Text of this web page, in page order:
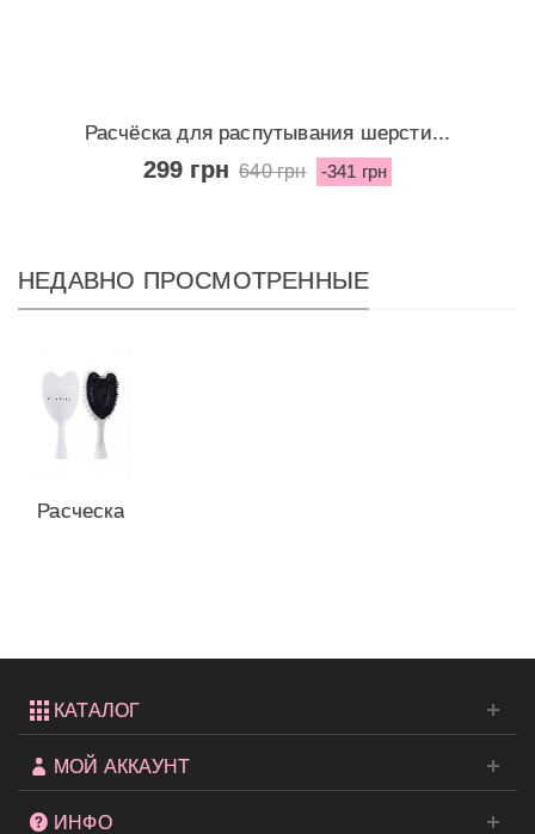
Расчёска для распутывания шерсти...
299 грн 640 грн -341 грн
НЕДАВНО ПРОСМОТРЕННЫЕ
Расческа
КАТАЛОГ
МОЙ АККАУНТ
ИНФО